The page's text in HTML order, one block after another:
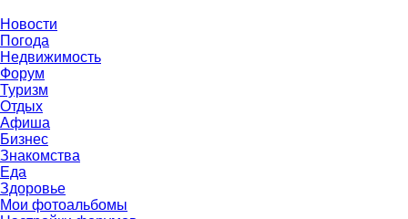
Новости
Погода
Недвижимость
Форум
Туризм
Отдых
Афиша
Бизнес
Знакомства
Еда
Здоровье
Мои фотоальбомы